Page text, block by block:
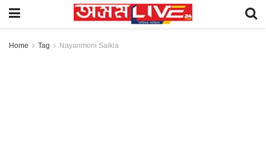
Home Tag Nayanmoni Saikia